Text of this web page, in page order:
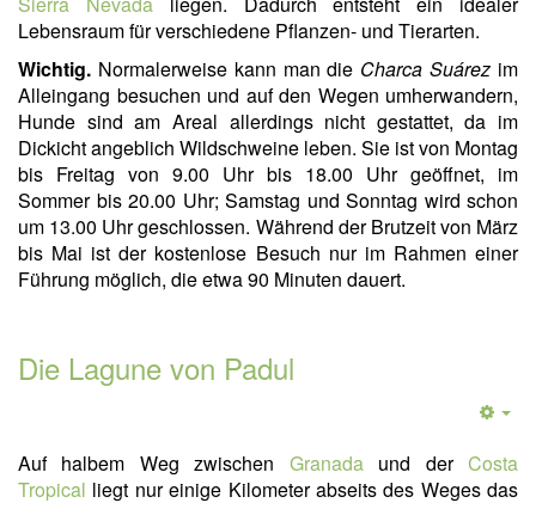
Lebensraum für verschiedene Pflanzen- und Tierarten.
Wichtig. Normalerweise kann man die Charca Suárez im
Alleingang besuchen und auf den Wegen umherwandern,
Hunde sind am Areal allerdings nicht gestattet, da im
Dickicht angeblich Wildschweine leben. Sie ist von Montag
bis Freitag von 9.00 Uhr bis 18.00 Uhr geöffnet, im
Sommer bis 20.00 Uhr; Samstag und Sonntag wird schon
um 13.00 Uhr geschlossen. Während der Brutzeit von März
bis Mai ist der kostenlose Besuch nur im Rahmen einer
Führung möglich, die etwa 90 Minuten dauert.
Die Lagune von Padul
Auf halbem Weg zwischen Granadaund derCosta
Tropical liegt nur einige Kilometer abseits des Weges das